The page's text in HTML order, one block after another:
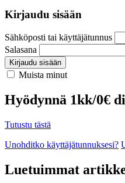
Kirjaudu sisään
Sähköposti tai käyttäjätunnus
Salasana
Kirjaudu sisään
Muista minut
Hyödynnä 1kk/0€
Tutustu tästä
Unohditko käyttäjätunnuksesi?
Luetuimmat